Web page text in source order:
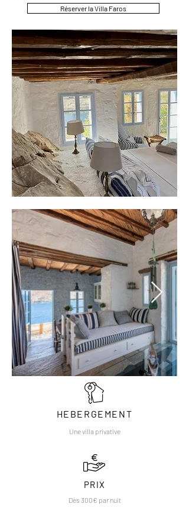
Réserver la Villa Faros
HEBERGEMENT
Une villa privative
PRIX
Dès 300€ par nuit